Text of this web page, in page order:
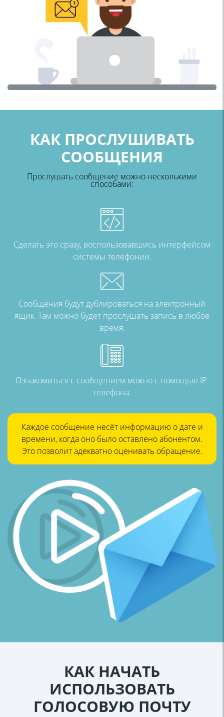
КАК ПРОСЛУШИВАТЬ
СООБЩЕНИЯ
Прослушать сообщение можно несколькими
способами:
Сделать это сразу, воспользовавшись интерфейсом
системы телефонии.
Сообщения будут дублироваться на электронный
ящик. Там можно будет прослушать запись в любое
время.
Ознакомиться с сообщением можно с помощью IP-
телефона.
Каждое сообщение несёт информацию о дате и
времени, когда оно было оставлено абонентом.
Это позволитадекватно оценивать обращение.
КАК НАЧАТЬ
ИСПОЛЬЗОВАТЬ
ГОЛОСОВУЮ ПОЧТУ